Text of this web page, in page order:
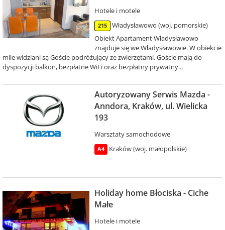
Hotele i motele
215
Władysławowo (woj. pomorskie)
Obiekt Apartament Władysławowo
znajduje się we Władysławowie. W obiekcie
mile widziani są Goście podróżujący ze zwierzętami. Goście mają do
dyspozycji balkon, bezpłatne WiFi oraz bezpłatny prywatny...
Autoryzowany Serwis Mazda -
Anndora, Kraków, ul. Wielicka
193
Warsztaty samochodowe
A4 Kraków (woj. małopolskie)
Holiday home Błociska - Ciche
Małe
Hotele i motele